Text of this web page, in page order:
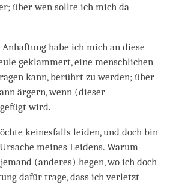
über wen sollte ich mich da
habe ich mich an diese
geklammert, eine menschlichen
kann, berührt zu werden; über
ärgern, wenn (dieser
wird.
keinesfalls leiden, und doch bin
meines Leidens. Warum
(anderes) hegen, wo ich doch
dafür trage, dass ich verletzt